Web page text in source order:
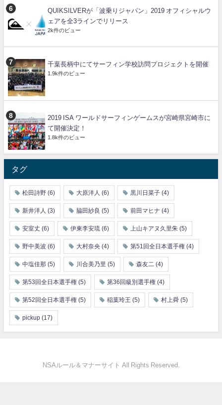
QUIKSILVERが「波乗りジャパン」2019 オフィシャルウ
ェアを全3ラインでリリース
2k件のビュー
千葉長柄中にてサーフィン学校訪問プロジェクトを開催
1.9k件のビュー
2019 ISA ワールドサーフィンゲームスが宮崎県宮崎市に
て開催決定！
1.8k件のビュー
タグ
松田詩野 (6) 大原洋人 (6) 黒川日菜子 (4)
新井洋人 (3) 脇田紗良 (5) 前田マヒナ (4)
安室丈 (6) 伊東李安琉 (6) 上山キアヌ久里朱 (5)
野中美波 (6) 大村奈央 (4) 第51回全日本選手権 (4)
中塩佳那 (5) 川合美乃里 (5) 森友二 (4)
第53回全日本選手権 (5) 第36回級別選手権 (4)
第52回全日本選手権 (5) 稲葉玲王 (5) 村上舜 (5)
pickup (17)
NSAルール＆マナーサイト All Rights Reserved.